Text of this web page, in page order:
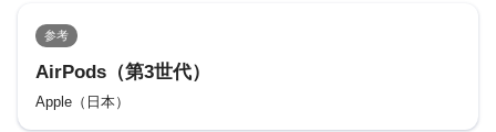
参考
AirPods（第3世代）
Apple（日本）